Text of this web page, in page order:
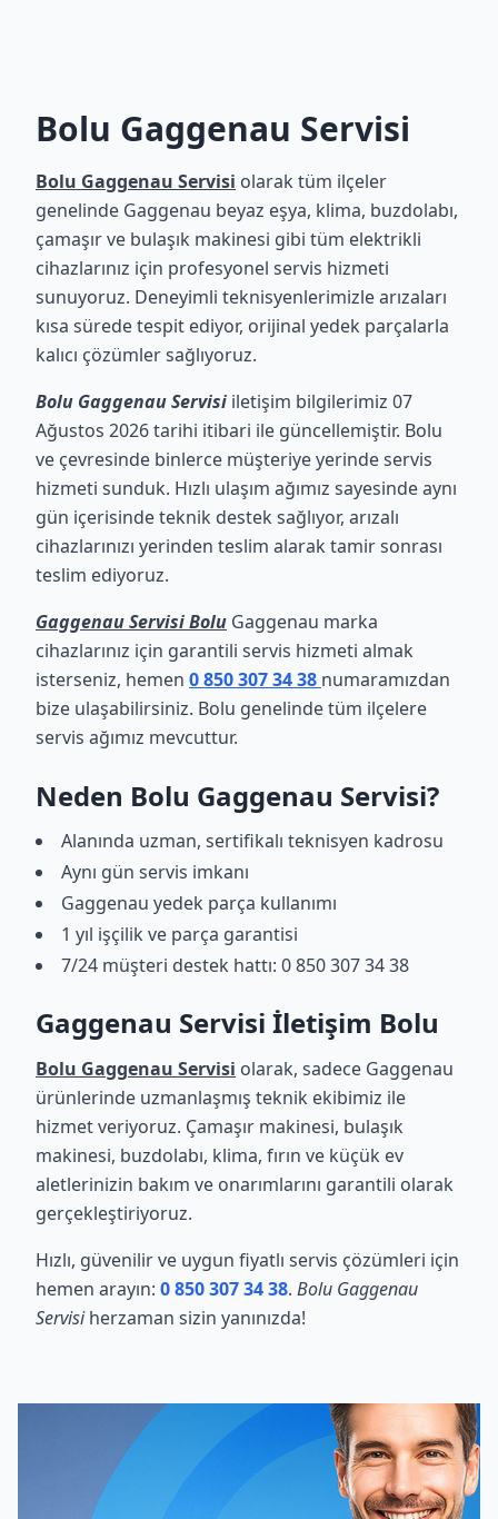
Bolu Gaggenau Servisi
Bolu Gaggenau Servisi olarak tüm ilçeler
genelinde Gaggenau beyaz eşya, klima, buzdolabı,
çamaşır ve bulaşık makinesi gibi tüm elektrikli
cihazlarınız için profesyonel servis hizmeti
sunuyoruz. Deneyimli teknisyenlerimizle arızaları
kısa sürede tespit ediyor, orijinal yedek parçalarla
kalıcı çözümler sağlıyoruz.
Bolu Gaggenau Servisi iletişim bilgilerimiz 07
Ağustos 2026 tarihi itibari ile güncellemiştir. Bolu
ve çevresinde binlerce müşteriye yerinde servis
hizmeti sunduk. Hızlı ulaşım ağımız sayesinde aynı
gün içerisinde teknik destek sağlıyor, arızalı
cihazlarınızı yerinden teslim alarak tamir sonrası
teslim ediyoruz.
Gaggenau Servisi Bolu Gaggenau marka
cihazlarınız için garantili servis hizmeti almak
isterseniz, hemen 0 850 307 34 38 numaramızdan
bize ulaşabilirsiniz. Bolu genelinde tüm ilçelere
servis ağımız mevcuttur.
Neden Bolu Gaggenau Servisi?
Alanında uzman, sertifikalı teknisyen kadrosu
Aynı gün servis imkanı
Gaggenau yedek parça kullanımı
1 yıl işçilik ve parça garantisi
7/24 müşteri destek hattı: 0 850 307 34 38
Gaggenau Servisi İletişim Bolu
Bolu Gaggenau Servisi olarak, sadece Gaggenau
ürünlerinde uzmanlaşmış teknik ekibimiz ile
hizmet veriyoruz. Çamaşır makinesi, bulaşık
makinesi, buzdolabı, klima, fırın ve küçük ev
aletlerinizin bakım ve onarımlarını garantili olarak
gerçekleştiriyoruz.
Hızlı, güvenilir ve uygun fiyatlı servis çözümleri için
hemen arayın: 0 850 307 34 38. Bolu Gaggenau
Servisiherzaman sizin yanınızda!